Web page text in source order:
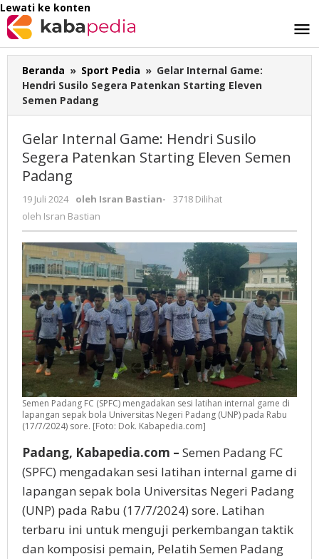
Lewati ke konten
Beranda » Sport Pedia » Gelar Internal Game:
Hendri Susilo Segera Patenkan Starting Eleven
Semen Padang
Gelar Internal Game: Hendri Susilo
Segera Patenkan Starting Eleven Semen
Padang
19 Juli 2024 oleh Isran Bastian-
3718 Dilihat
oleh Isran Bastian
Semen Padang FC (SPFC) mengadakan sesi latihan internal game di
lapangan sepak bola Universitas Negeri Padang (UNP) pada Rabu
(17/7/2024) sore. [Foto: Dok. Kabapedia.com]
Padang, Kabapedia.com – Semen Padang FC
(SPFC) mengadakan sesi latihan internal game di
lapangan sepak bola Universitas Negeri Padang
(UNP) pada Rabu (17/7/2024) sore. Latihan
terbaru ini untuk menguji perkembangan taktik
dan komposisi pemain, Pelatih Semen Padang